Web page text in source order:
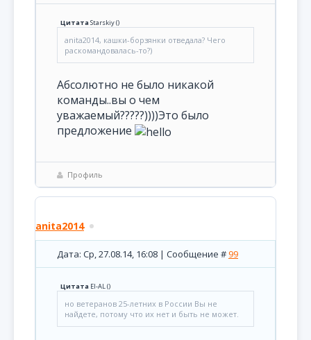
ЦитатаStarskiy()
anita2014, кашки-борзянки отведала? Чего
раскомандовалась-то?)
Абсолютно не было никакой
команды..вы о чем
уважаемый?????))))Это было
предложение
Профиль
anita2014
Дата: Ср, 27.08.14, 16:08 | Сообщение #99
Цитата El-AL()
но ветеранов 25-летних в России Вы не
найдете, потому что их нет и быть не может.